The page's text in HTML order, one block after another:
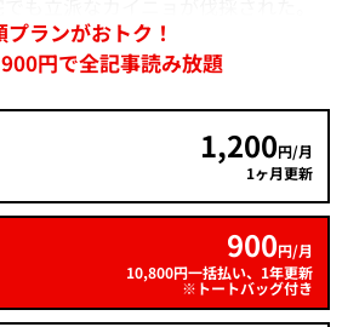
プランがおトク！
円で全記事読み放題
1,200円/月
1ヶ月更新
900円/月
10,800円一括払い、1年更新
※トートバッグ付き